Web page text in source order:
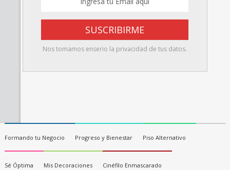
Nos tomamos enserio la privacidad de tus datos.
Formando tu Negocio Progreso y Bienestar Piso Alternativo
Sé Óptima Mis Decoraciones Cinéfilo Enmascarado